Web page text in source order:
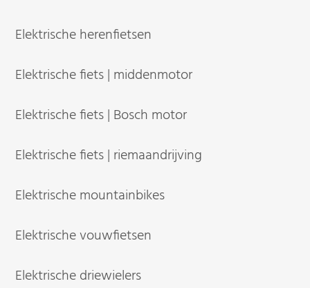
Elektrische herenfietsen
Elektrische fiets | middenmotor
Elektrische fiets | Bosch motor
Elektrische fiets | riemaandrijving
Elektrische mountainbikes
Elektrische vouwfietsen
Elektrische driewielers